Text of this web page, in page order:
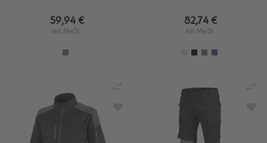
59,94 €
mit MwSt.
82,74 €
mit MwSt.
ZUR WUNSCHLISTE HINZUFÜGEN